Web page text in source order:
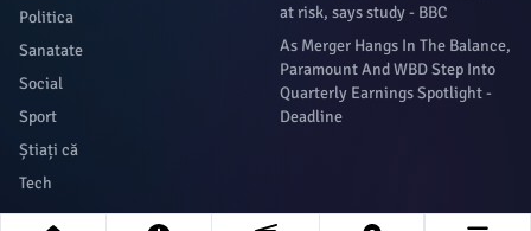
Politica
Sanatate
Social
Sport
Știați că
Tech
at risk, says study - BBC
As Merger Hangs In The Balance,
Paramount And WBD Step Into
Quarterly Earnings Spotlight -
Deadline